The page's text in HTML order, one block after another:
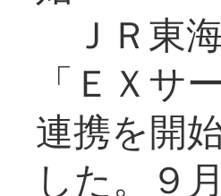
ＪＲ東
「ＥＸサ
連携を開
した。９